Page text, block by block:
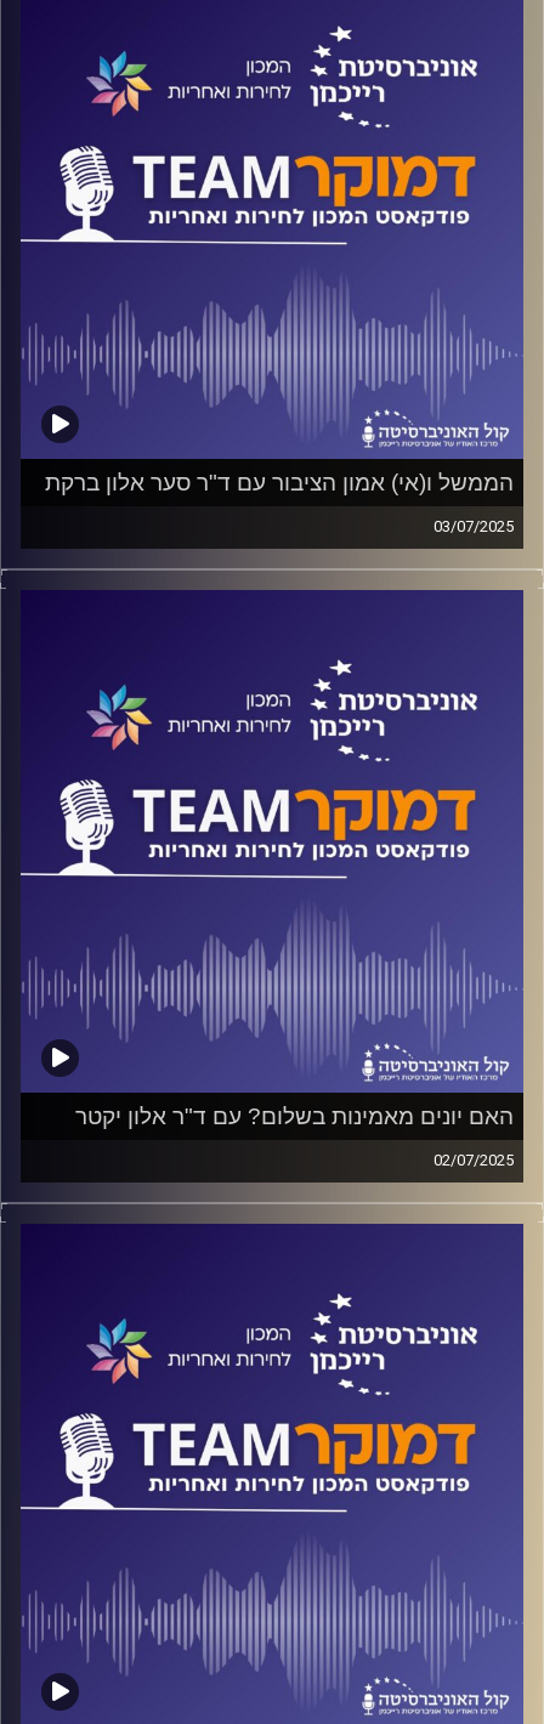
לעשות, על כל אלה ועוד ישוחח ד"ר חיים וייצמן עם ד"ר עמיר
פוקס
המכון לחירות ואחריות
הממשל ו(אי) אמון הציבור עם ד"ר סער אלון ברקת
03/07/2025
פודקאסט המכון לחירות ואחריות באוניברסיטת רייכמן
והשפעתו על הדמוקרטיה. על כל אלה ועוד ישוחח ד"ר חיים
וייצמן עם ד"ר סער אלון ברקת
המכון לחירות ואחריות
האם יונים מאמינות בשלום? עם ד"ר אלון יקטר
02/07/2025
פודקאסט המכון לחירות ואחריות באוניברסיטת רייכמן
ההצבעה – "מנין באת", או "לאן אתה הולך"? והאם גם הבחירות
הבאות יהיו על "כן ביבי – לא ביבי"? על כל אלה ועוד ישוחח
ד"ר חיים וייצמן עם ד"ר אלון יקטר
קרדיט תמונות:המכון לחירות ואחריות